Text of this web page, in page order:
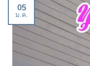
05
ม.ค.